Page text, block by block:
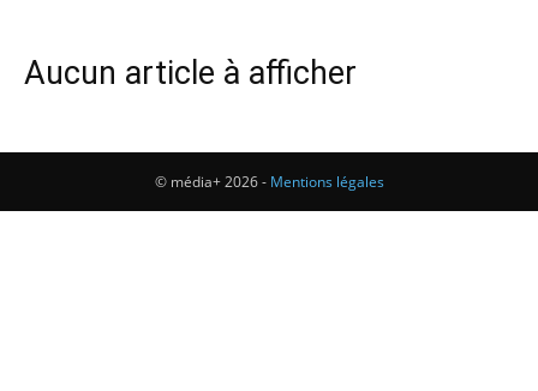
Aucun article à afficher
© média+ 2026 - Mentions légales